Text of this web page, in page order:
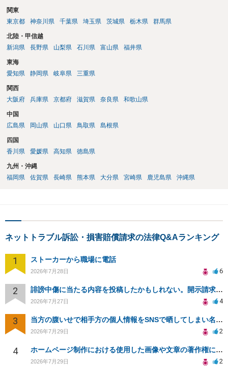
関東
東京都
神奈川県 千葉県 埼玉県 茨城県 栃木県 群馬県
北陸・甲信越
新潟県
長野県 山梨県 石川県 富山県 福井県
東海
愛知県
静岡県 岐阜県 三重県
関西
大阪府
兵庫県 京都府 滋賀県 奈良県 和歌山県
中国
広島県
岡山県 山口県 鳥取県 島根県
四国
香川県
愛媛県 高知県 徳島県
九州・沖縄
福岡県
佐賀県 長崎県 熊本県 大分県 宮崎県 鹿児島県 沖縄県
ネットトラブル訴訟・損害賠償請求の法律Q&Aランキング
1 ストーカーから職場に電話
2026年7月28日 6
2 誹謗中傷に当たる内容を投稿したかもしれない。開示請求や民事刑事裁判に発展しうるのか教えて欲しい。
2026年7月27日 4
3 当方の腹いせで相手方の個人情報をSNSで晒してしまい名誉毀損させてしまったかもしれない
2026年7月29日 2
4 ホームページ制作における使用した画像や文章の著作権について
2026年7月29日 2